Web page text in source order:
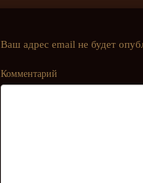
Ваш адрес email не будет
Комментарий